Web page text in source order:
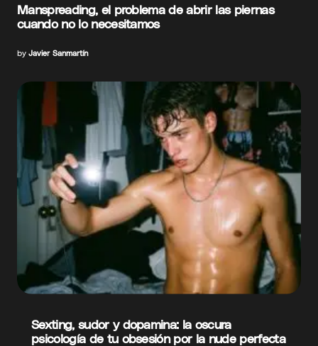
Manspreading, el problema de abrir las piernas
cuando no lo necesitamos
by Javier Sanmartín
Sexting, sudor y dopamina: la oscura
psicología de tu obsesión por la nude perfecta